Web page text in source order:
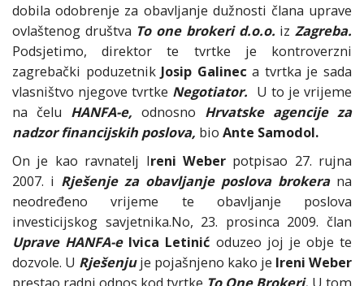
dobila odobrenje za obavljanje dužnosti člana uprave
ovlaštenog društva To one brokeri d.o.o. izZagreba.
Podsjetimo, direktor te tvrtke je kontroverzni
zagrebački poduzetnik Josip Galineca tvrtka je sada
vlasništvo njegove tvrtke Negotiator. U to je vrijeme
na čelu HANFA-e, odnosno Hrvatske agencije za
nadzor financijskih poslova, bio Ante Samodol.
On je kao ravnatelj Ireni Weberpotpisao 27. rujna
2007. i Rješenje za obavljanje poslova brokerana
neodređeno vrijeme te obavljanje poslova
investicijskog savjetnika.No, 23. prosinca 2009. član
Uprave HANFA-e Ivica Letinić oduzeo joj je obje te
dozvole. U Rješenjuje pojašnjeno kako je Ireni Weber